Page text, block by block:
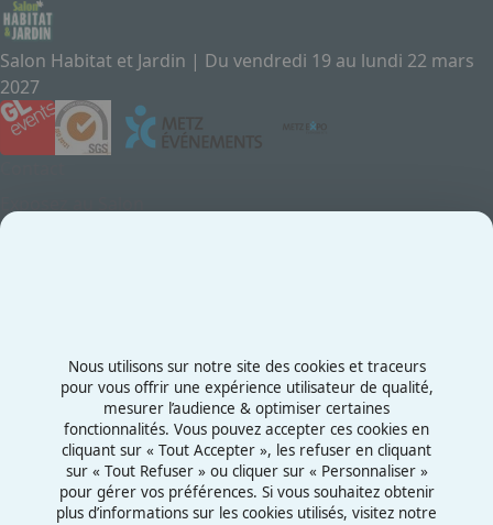
Salon Habitat et Jardin | Du vendredi 19 au lundi 22 mars
2027
Rue de la Grange aux Bois
57070 - Metz
France
Nous utilisons sur notre site des cookies et traceurs
pour vous offrir une expérience utilisateur de qualité,
mesurer l’audience & optimiser certaines
fonctionnalités. Vous pouvez accepter ces cookies en
cliquant sur « Tout Accepter », les refuser en cliquant
sur « Tout Refuser » ou cliquer sur « Personnaliser »
pour gérer vos préférences. Si vous souhaitez obtenir
plus d’informations sur les cookies utilisés, visitez notre